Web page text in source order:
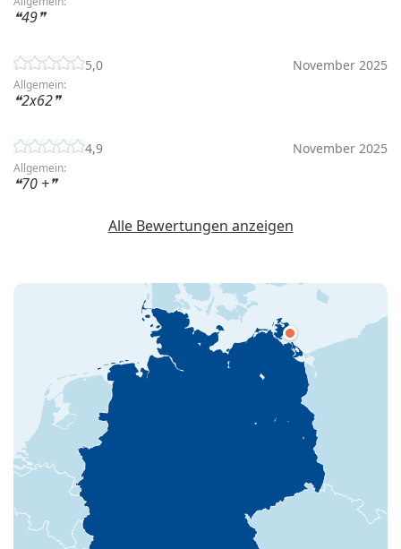
49
5,0 November 2025
Allgemein:
2x62
4,9 November 2025
Allgemein:
70 +
Alle Bewertungen anzeigen